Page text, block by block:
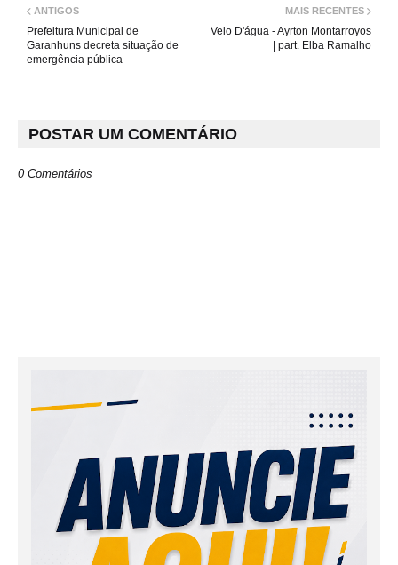
MAIS RECENTES
Veio D'água - Ayrton Montarroyos
| part. Elba Ramalho
ANTIGOS
Prefeitura Municipal de
Garanhuns decreta situação de
emergência pública
POSTAR UM COMENTÁRIO
0 Comentários